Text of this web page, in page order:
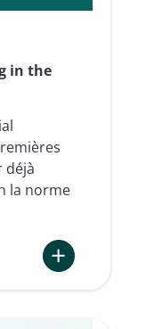
Sign
in the
déjà
la norme